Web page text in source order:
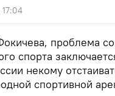
проблема
спорта
некому
спортивной